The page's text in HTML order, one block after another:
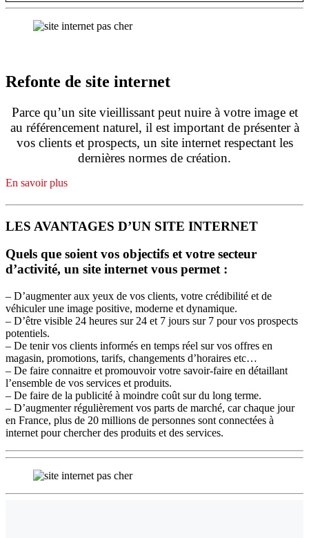
Refonte de site internet
Parce qu’un site vieillissant peut nuire à votre image et
au référencement naturel, il est important de présenter à
vos clients et prospects, un site internet respectant les
dernières normes de création.
En savoir plus
LES AVANTAGES D’UN SITE INTERNET
Quels que soient vos objectifs et votre secteur
d’activité, un site internet vous permet :
– D’augmenter aux yeux de vos clients, votre crédibilité et de
véhiculer une image positive, moderne et dynamique.
– D’être visible 24 heures sur 24 et 7 jours sur 7 pour vos prospects
potentiels.
– De tenir vos clients informés en temps réel sur vos offres en
magasin, promotions, tarifs, changements d’horaires etc…
– De faire connaitre et promouvoir votre savoir-faire en détaillant
l’ensemble de vos services et produits.
– De faire de la publicité à moindre coût sur du long terme.
– D’augmenter régulièrement vos parts de marché, car chaque jour
en France, plus de 20 millions de personnes sont connectées à
internet pour chercher des produits et des services.